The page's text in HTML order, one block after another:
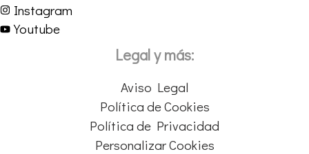
Instagram
Youtube
Legal y más:
Aviso Legal
Política de Cookies
Política de Privacidad
Personalizar Cookies